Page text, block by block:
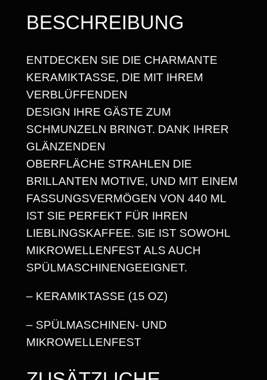
U
O
L
P
H
/
K
E
R
A
M
I
K
T
S
E
5
BESCHREIBUNG
ENTDECKEN SIE DIE CHARMANTE
KERAMIKTASSE, DIE MIT IHREM
VERBLÜFFENDEN
DESIGN IHRE GÄSTE ZUM
SCHMUNZELN BRINGT. DANK IHRER
GLÄNZENDEN
OBERFLÄCHE STRAHLEN DIE
BRILLANTEN MOTIVE, UND MIT EINEM
FASSUNGSVERMÖGEN VON 440 ML
IST SIE PERFEKT FÜR IHREN
LIEBLINGSKAFFEE. SIE IST SOWOHL
MIKROWELLENFEST ALS AUCH
SPÜLMASCHINENGEEIGNET.
– KERAMIKTASSE (15 OZ)
– SPÜLMASCHINEN- UND
MIKROWELLENFEST